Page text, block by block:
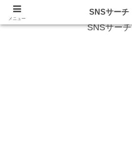
SNSサーチ
メニュー
SNSサーチ